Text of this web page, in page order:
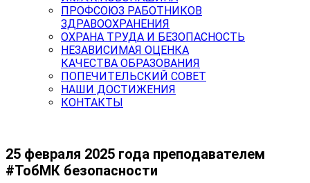
ПРОФСОЮЗ РАБОТНИКОВ
ЗДРАВООХРАНЕНИЯ
ОХРАНА ТРУДА И БЕЗОПАСНОСТЬ
НЕЗАВИСИМАЯ ОЦЕНКА
КАЧЕСТВА ОБРАЗОВАНИЯ
ПОПЕЧИТЕЛЬСКИЙ СОВЕТ
НАШИ ДОСТИЖЕНИЯ
КОНТАКТЫ
25 февраля 2025 года преподавателем
#ТобМК безопасности